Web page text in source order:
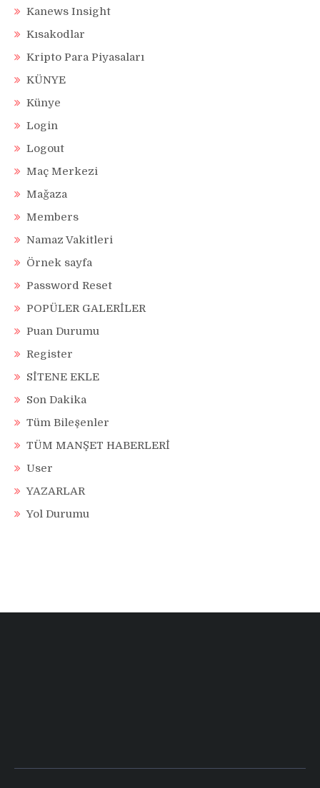
Kanews Insight
Kısakodlar
Kripto Para Piyasaları
KÜNYE
Künye
Login
Logout
Maç Merkezi
Mağaza
Members
Namaz Vakitleri
Örnek sayfa
Password Reset
POPÜLER GALERİLER
Puan Durumu
Register
SİTENE EKLE
Son Dakika
Tüm Bileşenler
TÜM MANŞET HABERLERİ
User
YAZARLAR
Yol Durumu